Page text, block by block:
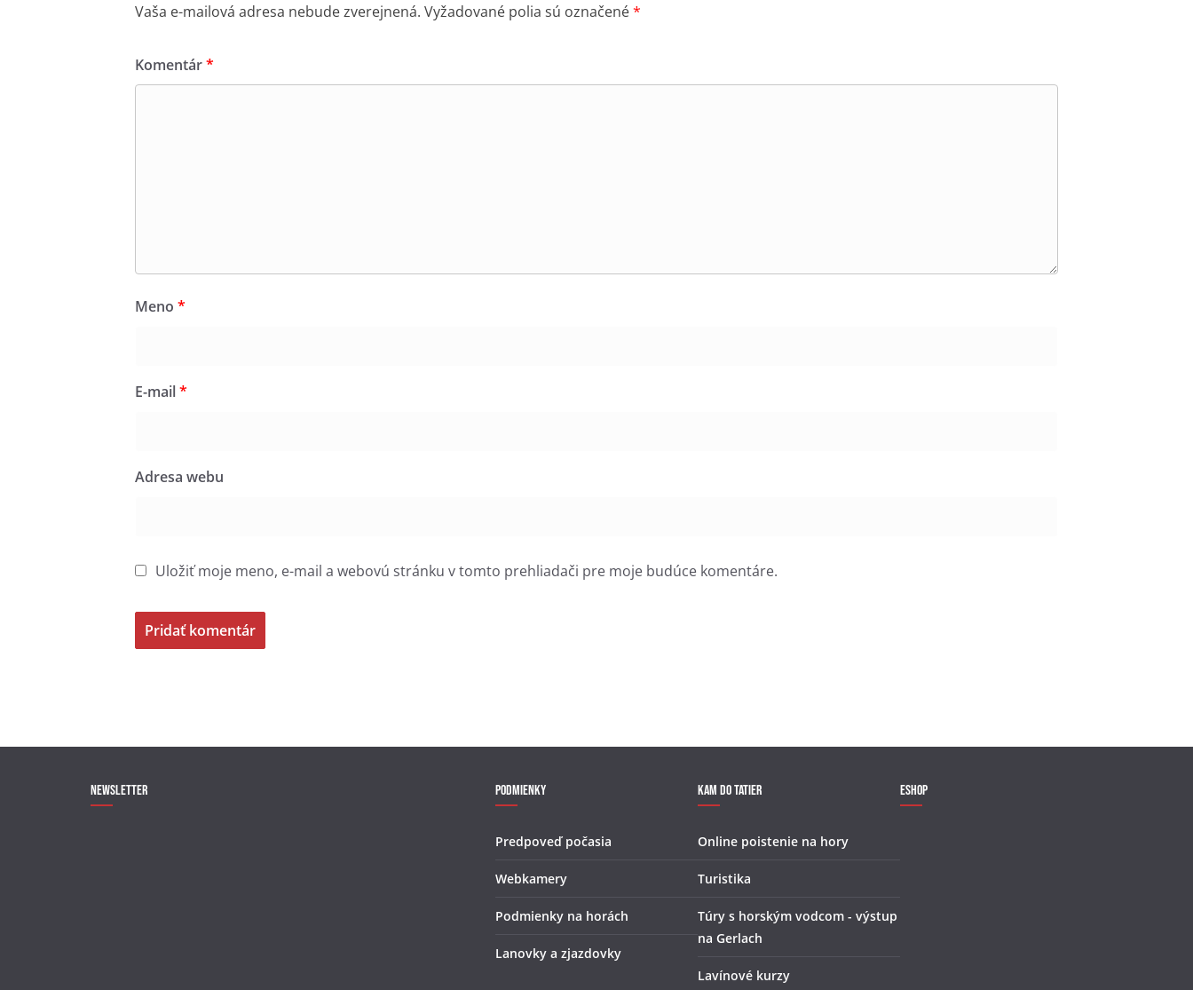
Vaša e-mailová adresa nebude zverejnená. Vyžadované polia sú označené*
Komentár*
Meno *
E-mail*
Adresa webu
Uložiť moje meno, e-mail a webovú stránku v tomto prehliadači pre moje budúce komentáre.
Newsletter Podmienky
Predpoveď počasia
Webkamery
Podmienky na horách
Lanovky a zjazdovky
Kam do Tatier
Online poistenie na hory
Turistika
Túry s horským vodcom - výstup
na Gerlach
Lavínové kurzy
Eshop